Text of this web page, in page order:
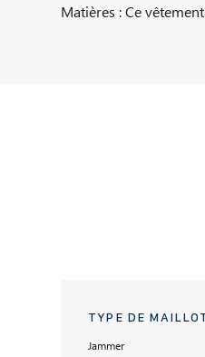
Matières : Ce
TYPE DE
Jammer